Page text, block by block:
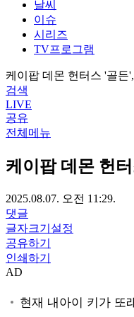
날씨
이슈
시리즈
TV프로그램
케이팝 데몬 헌터스 '골든
검색
LIVE
공유
전체메뉴
케이팝 데몬 헌
2025.08.07. 오전 11:29.
댓글
글자크기설정
공유하기
인쇄하기
AD